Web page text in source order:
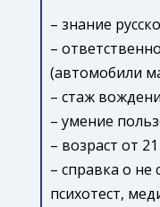
– знание
–
(автомобили
– стаж
– умение
– возраст от
– справка о
психотест,